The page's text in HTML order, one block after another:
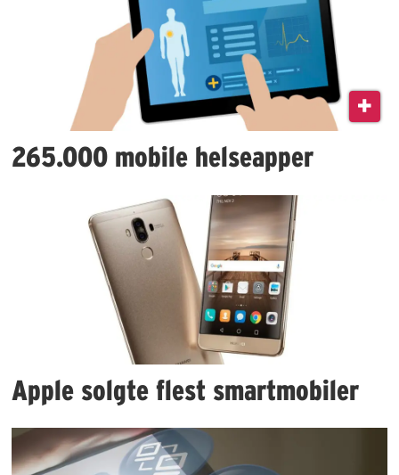
265.000 mobile helseapper
Apple solgte flest smartmobiler